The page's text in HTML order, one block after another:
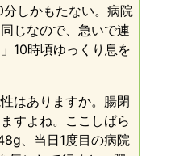
分しかもたない。病院
じなので、急いで連
10時頃ゆっくり息を
はありますか。腸閉
すよね。ここしばら
、当日1度目の病院